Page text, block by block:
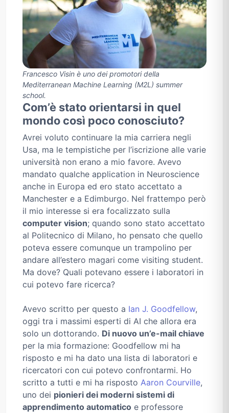
Francesco Visin è uno dei promotori della
Mediterranean Machine Learning (M2L) summer
school.
Com’è stato orientarsi in quel
mondo così poco conosciuto?
Avrei voluto continuare la mia carriera negli
Usa, ma le tempistiche per l’iscrizione alle varie
università non erano a mio favore. Avevo
mandato qualche application in Neuroscience
anche in Europa ed ero stato accettato a
Manchester e a Edimburgo. Nel frattempo però
il mio interesse si era focalizzato sulla
computer vision; quando sono stato accettato
al Politecnico di Milano, ho pensato che quello
poteva essere comunque un trampolino per
andare all’estero magari come visiting student.
Ma dove? Quali potevano essere i laboratori in
cui potevo fare ricerca?
Avevo scritto per questo a Ian J. Goodfellow,
oggi tra i massimi esperti di AI che allora era
solo un dottorando. Di nuovo un’e-mail chiave
per la mia formazione: Goodfellow mi ha
risposto e mi ha dato una lista di laboratori e
ricercatori con cui potevo confrontarmi. Ho
scritto a tutti e mi ha risposto Aaron Courville,
uno dei pionieri dei moderni sistemi di
apprendimento automatico e professore